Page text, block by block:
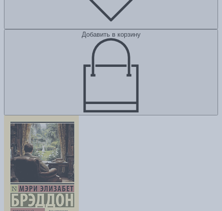
Добавить в корзину